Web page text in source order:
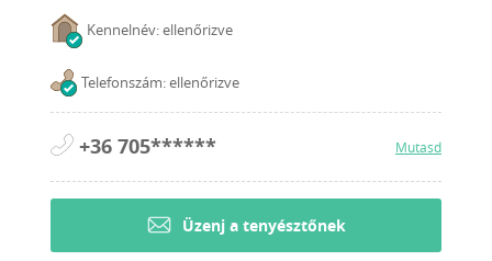
Kennelnév: ellenőrizve
Telefonszám: ellenőrizve
+36 705****** Mutasd
Üzenj a tenyésztőnek